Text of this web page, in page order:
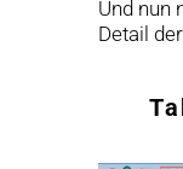
Und nun
Detail